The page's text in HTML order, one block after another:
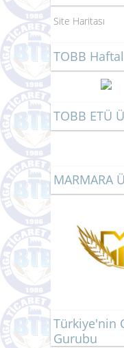
Site Haritası
TOBB
TOBB ETÜ
MARMARA
Türkiye'nin
Gurubu